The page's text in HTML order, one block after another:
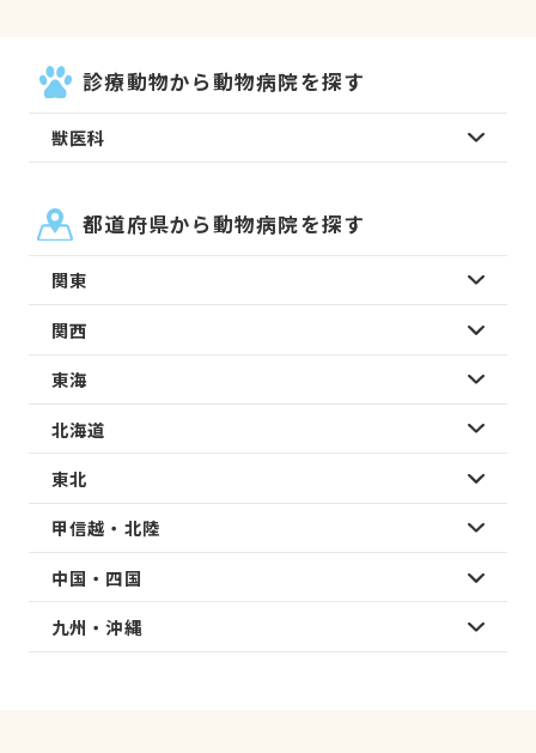
診療動物から動物病院を探す
獣医科
都道府県から動物病院を探す
関東
関西
東海
北海道
東北
甲信越・北陸
中国・四国
九州・沖縄